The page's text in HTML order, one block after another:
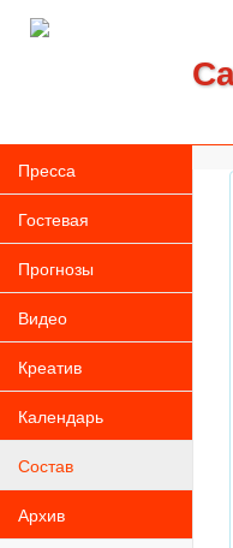
Пресса
Гостевая
Прогнозы
Видео
Креатив
Календарь
Состав
Архив